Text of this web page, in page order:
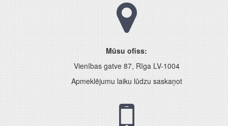
Mūsu ofiss:
Vienības gatve 87, Rīga LV-1004
Apmeklējumu laiku lūdzu saskaņot